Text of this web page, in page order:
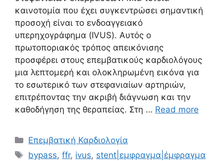
καινοτομία που έχει συγκεντρώσει σημαντική
προσοχή είναι το ενδοαγγειακό
υπερηχογράφημα (IVUS). Αυτός ο
πρωτοποριακός τρόπος απεικόνισης
προσφέρει στους επεμβατικούς καρδιολόγους
μια λεπτομερή και ολοκληρωμένη εικόνα για
το εσωτερικό των στεφανιαίων αρτηριών,
επιτρέποντας την ακριβή διάγνωση και την
καθοδήγηση της θεραπείας. Στη … Read more
Επεμβατική Καρδιολογία
bypass,ffr, ivus, stent|εμφραγμα|έμφραγμα